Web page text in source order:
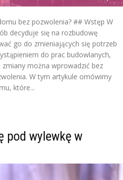
bez pozwolenia? ## Wstęp W
decyduje się na rozbudowę
go do zmieniających się potrzeb
do prac budowlanych,
można wprowadzić bez
W tym artykule omówimy
które...
pod wylewkę w